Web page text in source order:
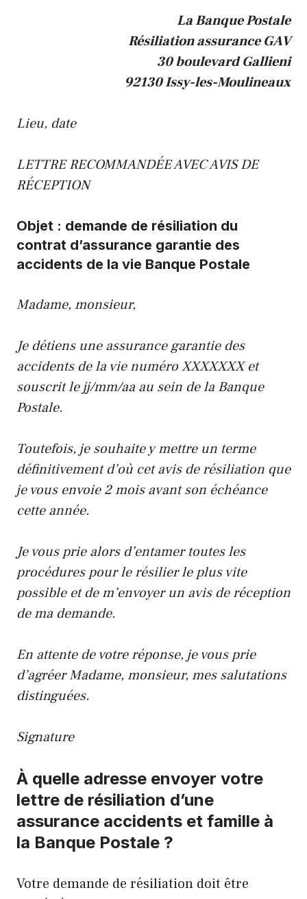
La Banque Postale
Résiliation assurance GAV
30 boulevard Gallieni
92130 Issy-les-Moulineaux
Lieu, date
LETTRE RECOMMANDÉE AVEC AVIS DE
RÉCEPTION
Objet : demande de résiliation du
contrat d’assurance garantie des
accidents de la vie Banque Postale
Madame, monsieur,
Je détiens une assurance garantie des
accidents de la vie numéro XXXXXXX et
souscrit le jj/mm/aa au sein de la Banque
Postale.
Toutefois, je souhaite y mettre un terme
définitivement d’où cet avis de résiliation que
je vous envoie 2 mois avant son échéance
cette année.
Je vous prie alors d’entamer toutes les
procédures pour le résilier le plus vite
possible et de m’envoyer un avis de réception
de ma demande.
En attente de votre réponse, je vous prie
d’agréer Madame, monsieur, mes salutations
distinguées.
Signature
À quelle adresse envoyer votre
lettre de résiliation d’une
assurance accidents et famille à
la Banque Postale ?
Votre demande de résiliation doit être